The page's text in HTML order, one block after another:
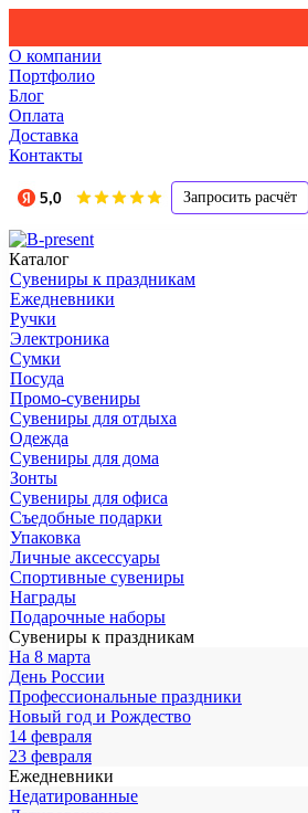
О компании
Портфолио
Блог
Оплата
Доставка
Контакты
Запросить расчёт
Каталог
Сувениры к праздникам
Ежедневники
Ручки
Электроника
Сумки
Посуда
Промо-сувениры
Сувениры для отдыха
Одежда
Сувениры для дома
Зонты
Сувениры для офиса
Съедобные подарки
Упаковка
Личные аксессуары
Спортивные сувениры
Награды
Подарочные наборы
Сувениры к праздникам
На 8 марта
День России
Профессиональные праздники
Новый год и Рождество
14 февраля
23 февраля
Ежедневники
Недатированные